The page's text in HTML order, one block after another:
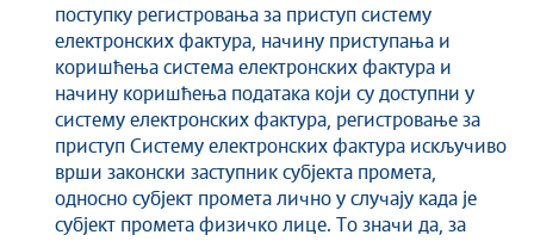
поступку регистровања за приступ систему
електронских фактура, начину приступања и
коришћења система електронских фактура и
начину коришћења података који су доступни у
систему електронских фактура, регистровање за
приступ Систему електронских фактура искључиво
врши законски заступник субјекта промета,
односно субјект промета лично у случају када је
субјект промета физичко лице. То значи да, за